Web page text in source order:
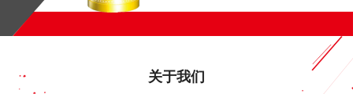
关于我们